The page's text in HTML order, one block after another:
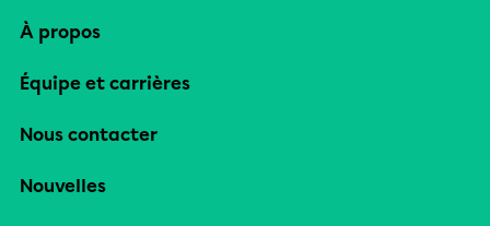
À propos
Équipe et carrières
Nous contacter
Nouvelles